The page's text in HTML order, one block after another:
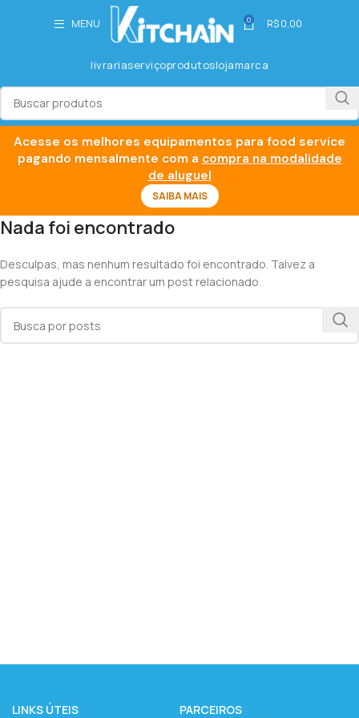
MENU 0 R$0,00
livrariaserviçoprodutoslojamarca
Nada foi encontrado
Desculpas, mas nenhum resultado foi encontrado. Talvez a
pesquisa ajude a encontrar um post relacionado.
LINKS ÚTEIS PARCEIROS
Acesse os melhores equipamentos para food service
pagando mensalmente com a compra na modalidade
de aluguel
SAIBA MAIS